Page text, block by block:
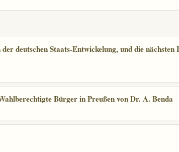
deutschen Staats-Entwickelung, und die
Bürger in Preußen von Dr. A. Benda